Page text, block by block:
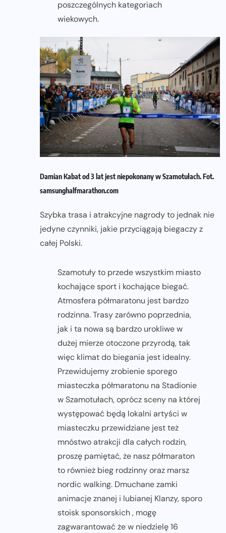
poszczególnych kategoriach
wiekowych.
Damian Kabat od 3 lat jest niepokonany w Szamotułach. Fot.
samsunghalfmarathon.com
Szybka trasa i atrakcyjne nagrody to jednak nie
jedyne czynniki, jakie przyciągają biegaczy z
całej Polski.
Szamotuły to przede wszystkim miasto
kochające sport i kochające biegać.
Atmosfera półmaratonu jest bardzo
rodzinna. Trasy zarówno poprzednia,
jak i ta nowa są bardzo urokliwe w
dużej mierze otoczone przyrodą, tak
więc klimat do biegania jest idealny.
Przewidujemy zrobienie sporego
miasteczka półmaratonu na Stadionie
w Szamotułach, oprócz sceny na której
występować będą lokalni artyści w
miasteczku przewidziane jest też
mnóstwo atrakcji dla całych rodzin,
proszę pamiętać, że nasz półmaraton
to również bieg rodzinny oraz marsz
nordic walking. Dmuchane zamki
animacje znanej i lubianej Klanzy, sporo
stoisk sponsorskich , mogę
zagwarantować że w niedzielę 16